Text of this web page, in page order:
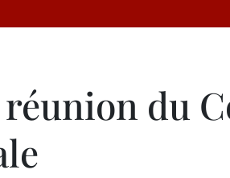
réunion du